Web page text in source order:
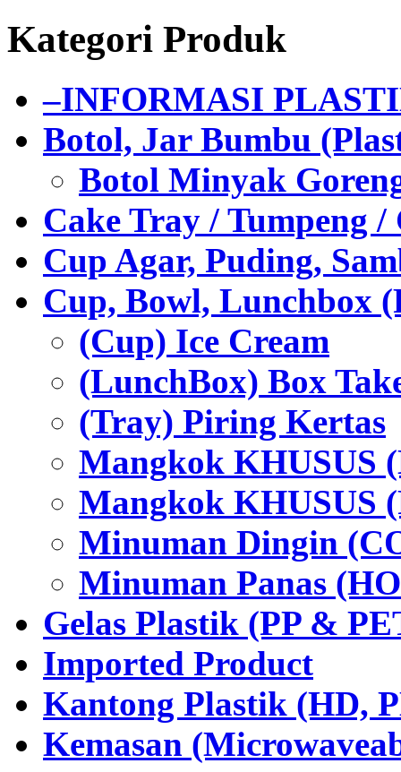
Kategori Produk
–INFORMASI
Botol, Jar Bumbu
Botol Minyak
Cake Tray / Tumpeng /
Cup Agar, Puding,
Cup, Bowl, Lunchbox
(Cup) Ice Cream
(LunchBox) Box
(Tray) Piring Kertas
Mangkok KHUSUS
Mangkok KHUSUS
Minuman Dingin
Minuman Panas
Gelas Plastik (PP &
Imported Product
Kantong Plastik (HD,
Kemasan